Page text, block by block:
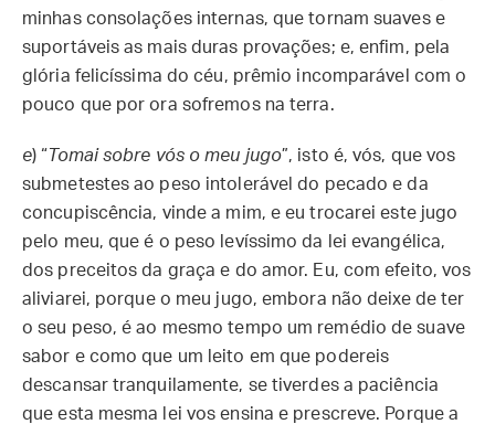
minhas consolações internas, que tornam suaves e
suportáveis as mais duras provações; e, enfim, pela
glória felicíssima do céu, prêmio incomparável com o
pouco que por ora sofremos na terra.
e) “ Tomai sobre vós o meu jugo”, isto é, vós, que vos
submetestes ao peso intolerável do pecado e da
concupiscência, vinde a mim, e eu trocarei este jugo
pelo meu, que é o peso levíssimo da lei evangélica,
dos preceitos da graça e do amor. Eu, com efeito, vos
aliviarei, porque o meu jugo, embora não deixe de ter
o seu peso, é ao mesmo tempo um remédio de suave
sabor e como que um leito em que podereis
descansar tranquilamente, se tiverdes a paciência
que esta mesma lei vos ensina e prescreve. Porque a